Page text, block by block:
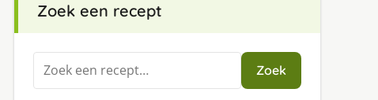
Zoek een recept
Zoeken
naar:
Zoek